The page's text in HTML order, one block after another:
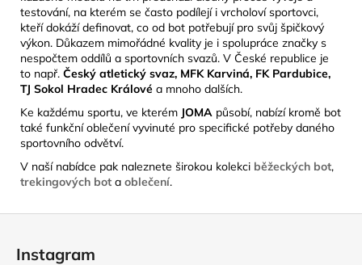
testování, na kterém se často podílejí i vrcholoví sportovci,
kteří dokáží definovat, co od bot potřebují pro svůj špičkový
výkon. Důkazem mimořádné kvality je i spolupráce značky s
nespočtem oddílů a sportovních svazů. V České republice je
to např. Český atletický svaz, MFK Karviná, FK Pardubice,
TJ Sokol Hradec Králové a mnoho dalších.
Ke každému sportu, ve kterém JOMA působí, nabízí kromě bot
také funkční oblečení vyvinuté pro specifické potřeby daného
sportovního odvětví.
V naší nabídce pak naleznete širokou kolekci běžeckých bot,
trekingových bot a oblečení.
Instagram